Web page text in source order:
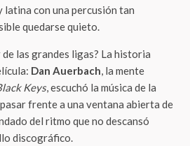
latina con una percusión tan
quedarse quieto.
las grandes ligas? La historia
Dan Auerbach, la mente
Keys, escuchó la música de la
frente a una ventana abierta de
del ritmo que no descansó
discográfico.